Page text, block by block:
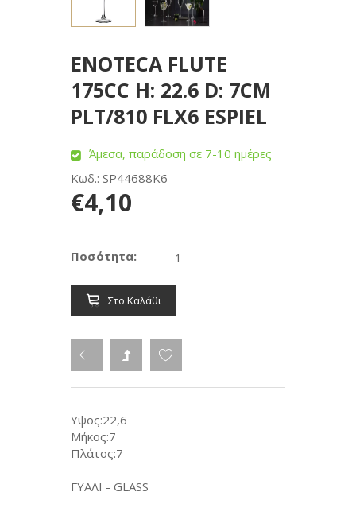
ENOTECA FLUTE
175CC H: 22.6 D: 7CM
PLT/810 FLX6 ESPIEL
Άμεσα, παράδοση σε 7-10 ημέρες
Κωδ.: SP44688K6
€4,10
Ποσότητα:
Στο Καλάθι
Υψος:22,6
Μήκος:7
Πλάτος:7
ΓΥΑΛΙ - GLASS